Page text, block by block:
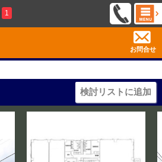
1
お問合せ
検討リストに追加